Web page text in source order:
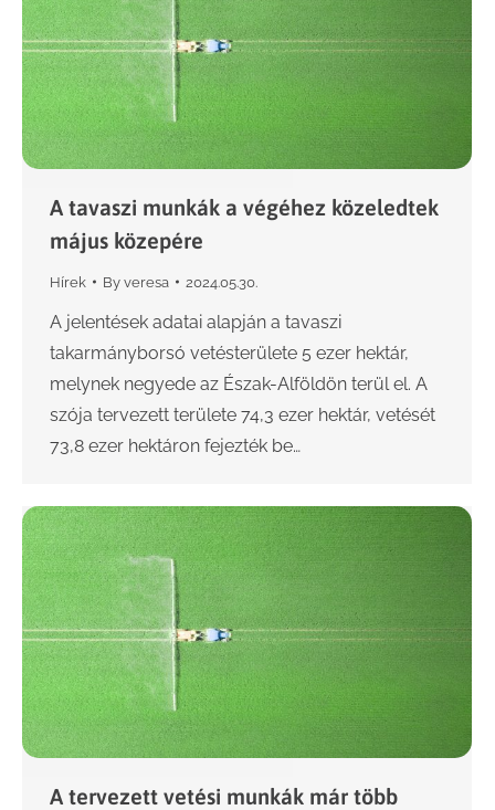
A tavaszi munkák a végéhez közeledtek
május közepére
Hírek By veresa 2024.05.30.
A jelentések adatai alapján a tavaszi
takarmányborsó vetésterülete 5 ezer hektár,
melynek negyede az Észak-Alföldön terül el. A
szója tervezett területe 74,3 ezer hektár, vetését
73,8 ezer hektáron fejezték be…
A tervezett vetési munkák már több